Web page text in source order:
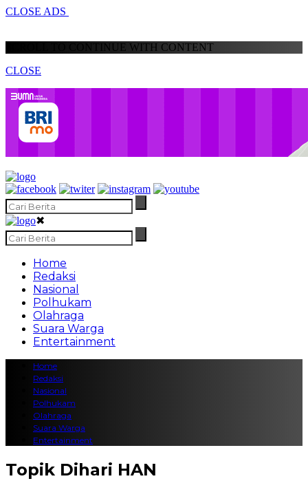
CLOSE ADS
SCROLL TO CONTINUE WITH CONTENT
CLOSE
✖
Home
Redaksi
Nasional
Polhukam
Olahraga
Suara Warga
Entertainment
Home
Redaksi
Nasional
Polhukam
Olahraga
Suara Warga
Entertainment
Topik Dihari HAN